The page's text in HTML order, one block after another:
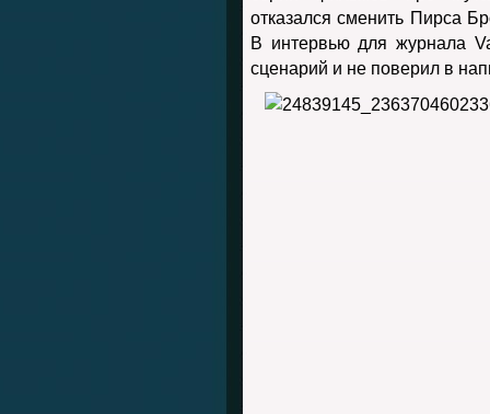
отказался сменить Пирса
В интервью для журнала
сценарий и не поверил в